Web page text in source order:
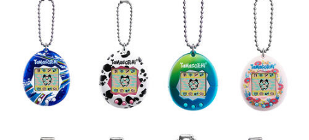
自行车，滑板车，骑乘车
拼砌组合及乐高LEGO
玩具车，货车，火车及遥控系列
手工艺，文具，蜡笔，泥胶，画板